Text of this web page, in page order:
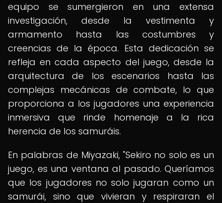
equipo se sumergieron en una extensa
investigación, desde la vestimenta y
armamento hasta las costumbres y
creencias de la época. Esta dedicación se
refleja en cada aspecto del juego, desde la
arquitectura de los escenarios hasta las
complejas mecánicas de combate, lo que
proporciona a los jugadores una experiencia
inmersiva que rinde homenaje a la rica
herencia de los samuráis.
En palabras de Miyazaki, "Sekiro no solo es un
juego, es una ventana al pasado. Queríamos
que los jugadores no solo jugaran como un
samurái, sino que vivieran y respiraran el